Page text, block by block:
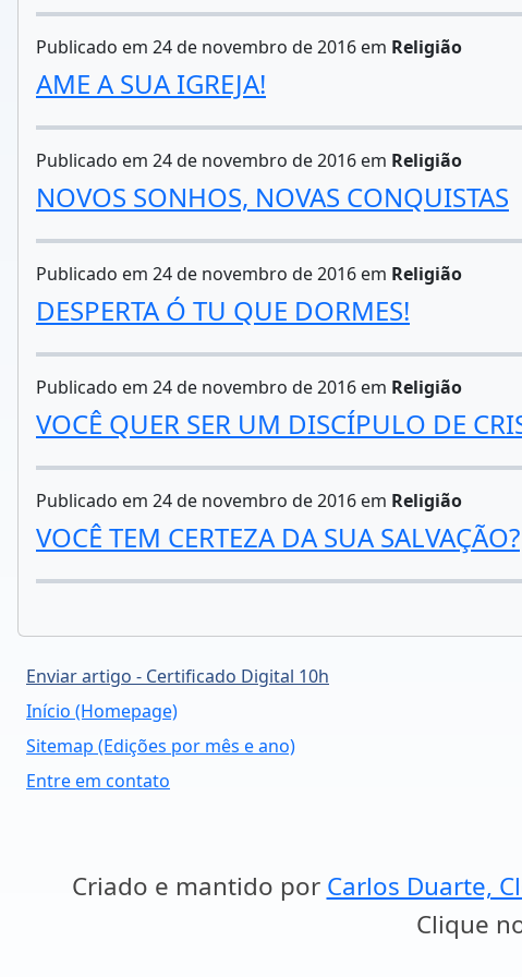
Publicado em 24 de novembro de 2016 em Religião
AME A SUA IGREJA!
Publicado em 24 de novembro de 2016 em Religião
NOVOS SONHOS, NOVAS CONQUISTAS
Publicado em 24 de novembro de 2016 em Religião
DESPERTA Ó TU QUE DORMES!
Publicado em 24 de novembro de 2016 em Religião
VOCÊ QUER SER UM DISCÍPULO DE
Publicado em 24 de novembro de 2016 em Religião
VOCÊ TEM CERTEZA DA SUA SALVAÇÃO?
Enviar artigo - Certificado Digital 10h
Início (Homepage)
Sitemap (Edições por mês e ano)
Entre em contato
Criado e mantido por Carlos Duarte,
Clique